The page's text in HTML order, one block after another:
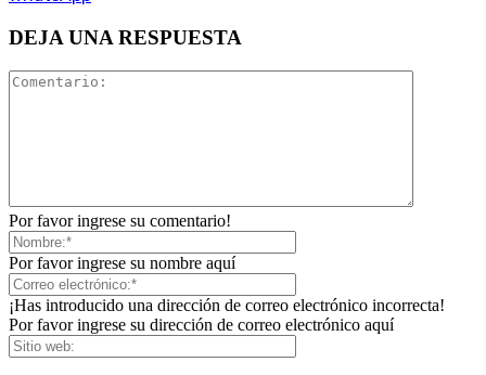
DEJA UNA RESPUESTA
Por favor ingrese su comentario!
Por favor ingrese su nombre aquí
¡Has introducido una dirección de correo electrónico incorrecta!
Por favor ingrese su dirección de correo electrónico aquí